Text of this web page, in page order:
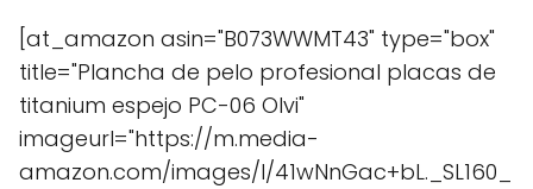
[at_amazon asin="B073WWMT43" type="box"
title="Plancha de pelo profesional placas de
titanium espejo PC-06 Olvi"
imageurl="https://m.media-
amazon.com/images/I/41wNnGac+bL._SL160_